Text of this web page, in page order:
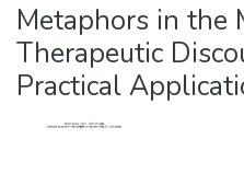
Statistics
Metaphors in the
Therapeutic
Practical